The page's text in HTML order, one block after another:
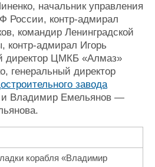
начальник управления
России, контр-адмирал
командир Ленинградской
контр-адмирал Игорь
директор ЦМКБ «Алмаз»
генеральный директор
завода
и Владимир Емельянов —
корабля «Владимир